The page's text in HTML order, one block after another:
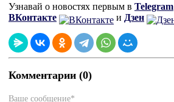
Узнавай о новостях первым в Telegram
ВКонтакте
и Дзен
Комментарии (0)
Ваше сообщение*